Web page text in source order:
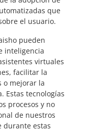
que
el usuario.
pueden
inteligencia
virtuales
facilitar la
o mejorar la
Estas tecnologías
procesos y no
de nuestros
durante estas